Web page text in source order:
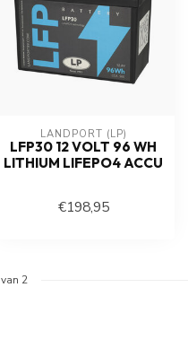
LANDPORT (LP)
LFP30 12 VOLT 96 WH
LITHIUM LIFEPO4 ACCU
€198,95
van 2